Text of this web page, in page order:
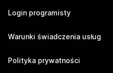
Login programisty
Warunki świadczenia usług
Polityka prywatności